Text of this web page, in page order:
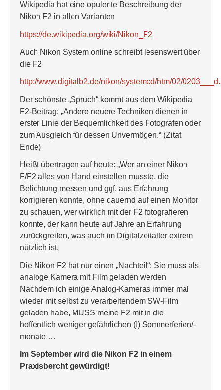
Wikipedia hat eine opulente Beschreibung der
Nikon F2 in allen Varianten
https://de.wikipedia.org/wiki/Nikon_F2
Auch Nikon System online schreibt lesenswert über
die F2
http://www.digitalb2.de/nikon/systemcd/htm/02/
Der schönste „Spruch“ kommt aus dem Wikipedia
F2-Beitrag: „Andere neuere Techniken dienen in
erster Linie der Bequemlichkeit des Fotografen oder
zum Ausgleich für dessen Unvermögen.“ (Zitat
Ende)
Heißt übertragen auf heute: „Wer an einer Nikon
F/F2 alles von Hand einstellen musste, die
Belichtung messen und ggf. aus Erfahrung
korrigieren konnte, ohne dauernd auf einen Monitor
zu schauen, wer wirklich mit der F2 fotografieren
konnte, der kann heute auf Jahre an Erfahrung
zurückgreifen, was auch im Digitalzeitalter extrem
nützlich ist.
Die Nikon F2 hat nur einen „Nachteil“: Sie muss als
analoge Kamera mit Film geladen werden
Nachdem ich einige Analog-Kameras immer mal
wieder mit selbst zu verarbeitendem SW-Film
geladen habe, MUSS meine F2 mit in die
hoffentlich weniger gefährlichen (!) Sommerferien/-
monate …
Im September wird die Nikon F2 in einem
Praxisbercht gewürdigt!